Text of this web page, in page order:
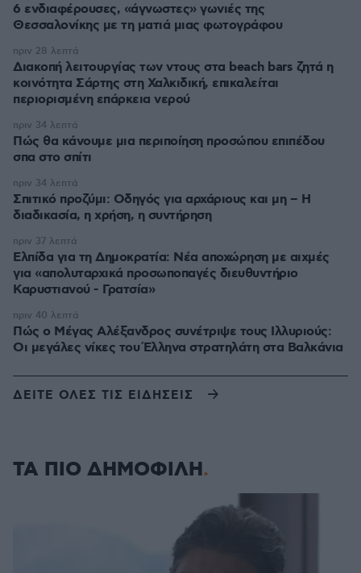
6 ενδιαφέρουσες, «άγνωστες» γωνιές της
Θεσσαλονίκης με τη ματιά μιας φωτογράφου
Διακοπή λειτουργίας των ντους στα beach bars ζητά η
κοινότητα Σάρτης στη Χαλκιδική, επικαλείται
περιορισμένη επάρκεια νερού
πριν 28 λεπτά
Πώς θα κάνουμε μια περιποίηση προσώπου επιπέδου
σπα στο σπίτι
πριν 34 λεπτά
Σπιτικό προζύμι: Οδηγός για αρχάριους και μη – Η
διαδικασία, η χρήση, η συντήρηση
πριν 34 λεπτά
Ελπίδα για τη Δημοκρατία: Νέα αποχώρηση με αιχμές
για «απολυταρχικά προσωποπαγές διευθυντήριο
Καρυστιανού - Γρατσία»
πριν 37 λεπτά
Πώς ο Μέγας Αλέξανδρος συνέτριψε τους Ιλλυριούς:
Οι μεγάλες νίκες του Έλληνα στρατηλάτη στα Βαλκάνια
πριν 40 λεπτά
ΔΕΙΤΕ ΟΛΕΣ ΤΙΣ ΕΙΔΗΣΕΙΣ
ΤΑ ΠΙΟ ΔΗΜΟΦΙΛΗ